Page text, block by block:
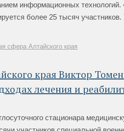
информационных
более 25 тысяч
сфера Алтайского края
края Виктор
лечения и
стационара